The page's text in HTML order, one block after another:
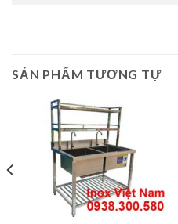
SẢN PHẨM TƯƠNG TỰ